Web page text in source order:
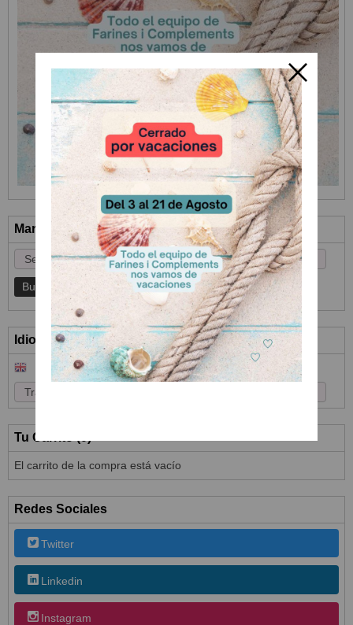
Marcas
Idioma
Tu Carrito (0)
El carrito de la compra está vacío
Redes Sociales
Twitter
Linkedin
Instagram